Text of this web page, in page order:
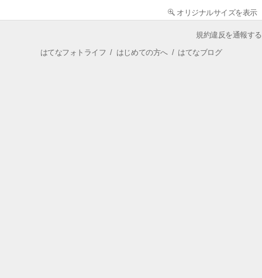
オリジナルサイズを表示
規約違反を通報する
はてなフォトライフ / はじめての方へ/ はてなブログ